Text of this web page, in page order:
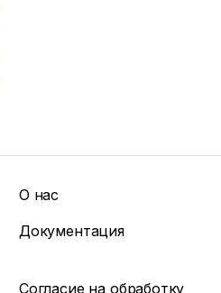
О нас
Документация
Согласие на обработку